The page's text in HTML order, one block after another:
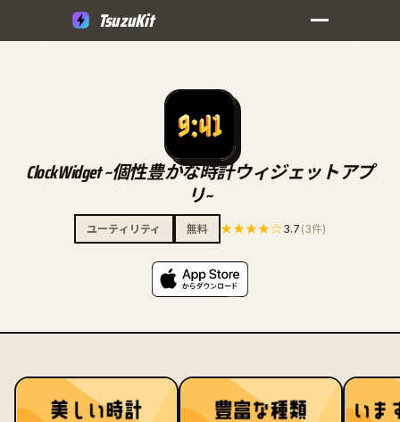
TsuzuKit
ClockWidget ~個性豊かな時計ウィジェットアプ
リ~
ユーティリティ 無料 ★★★★☆3.7 (3件)